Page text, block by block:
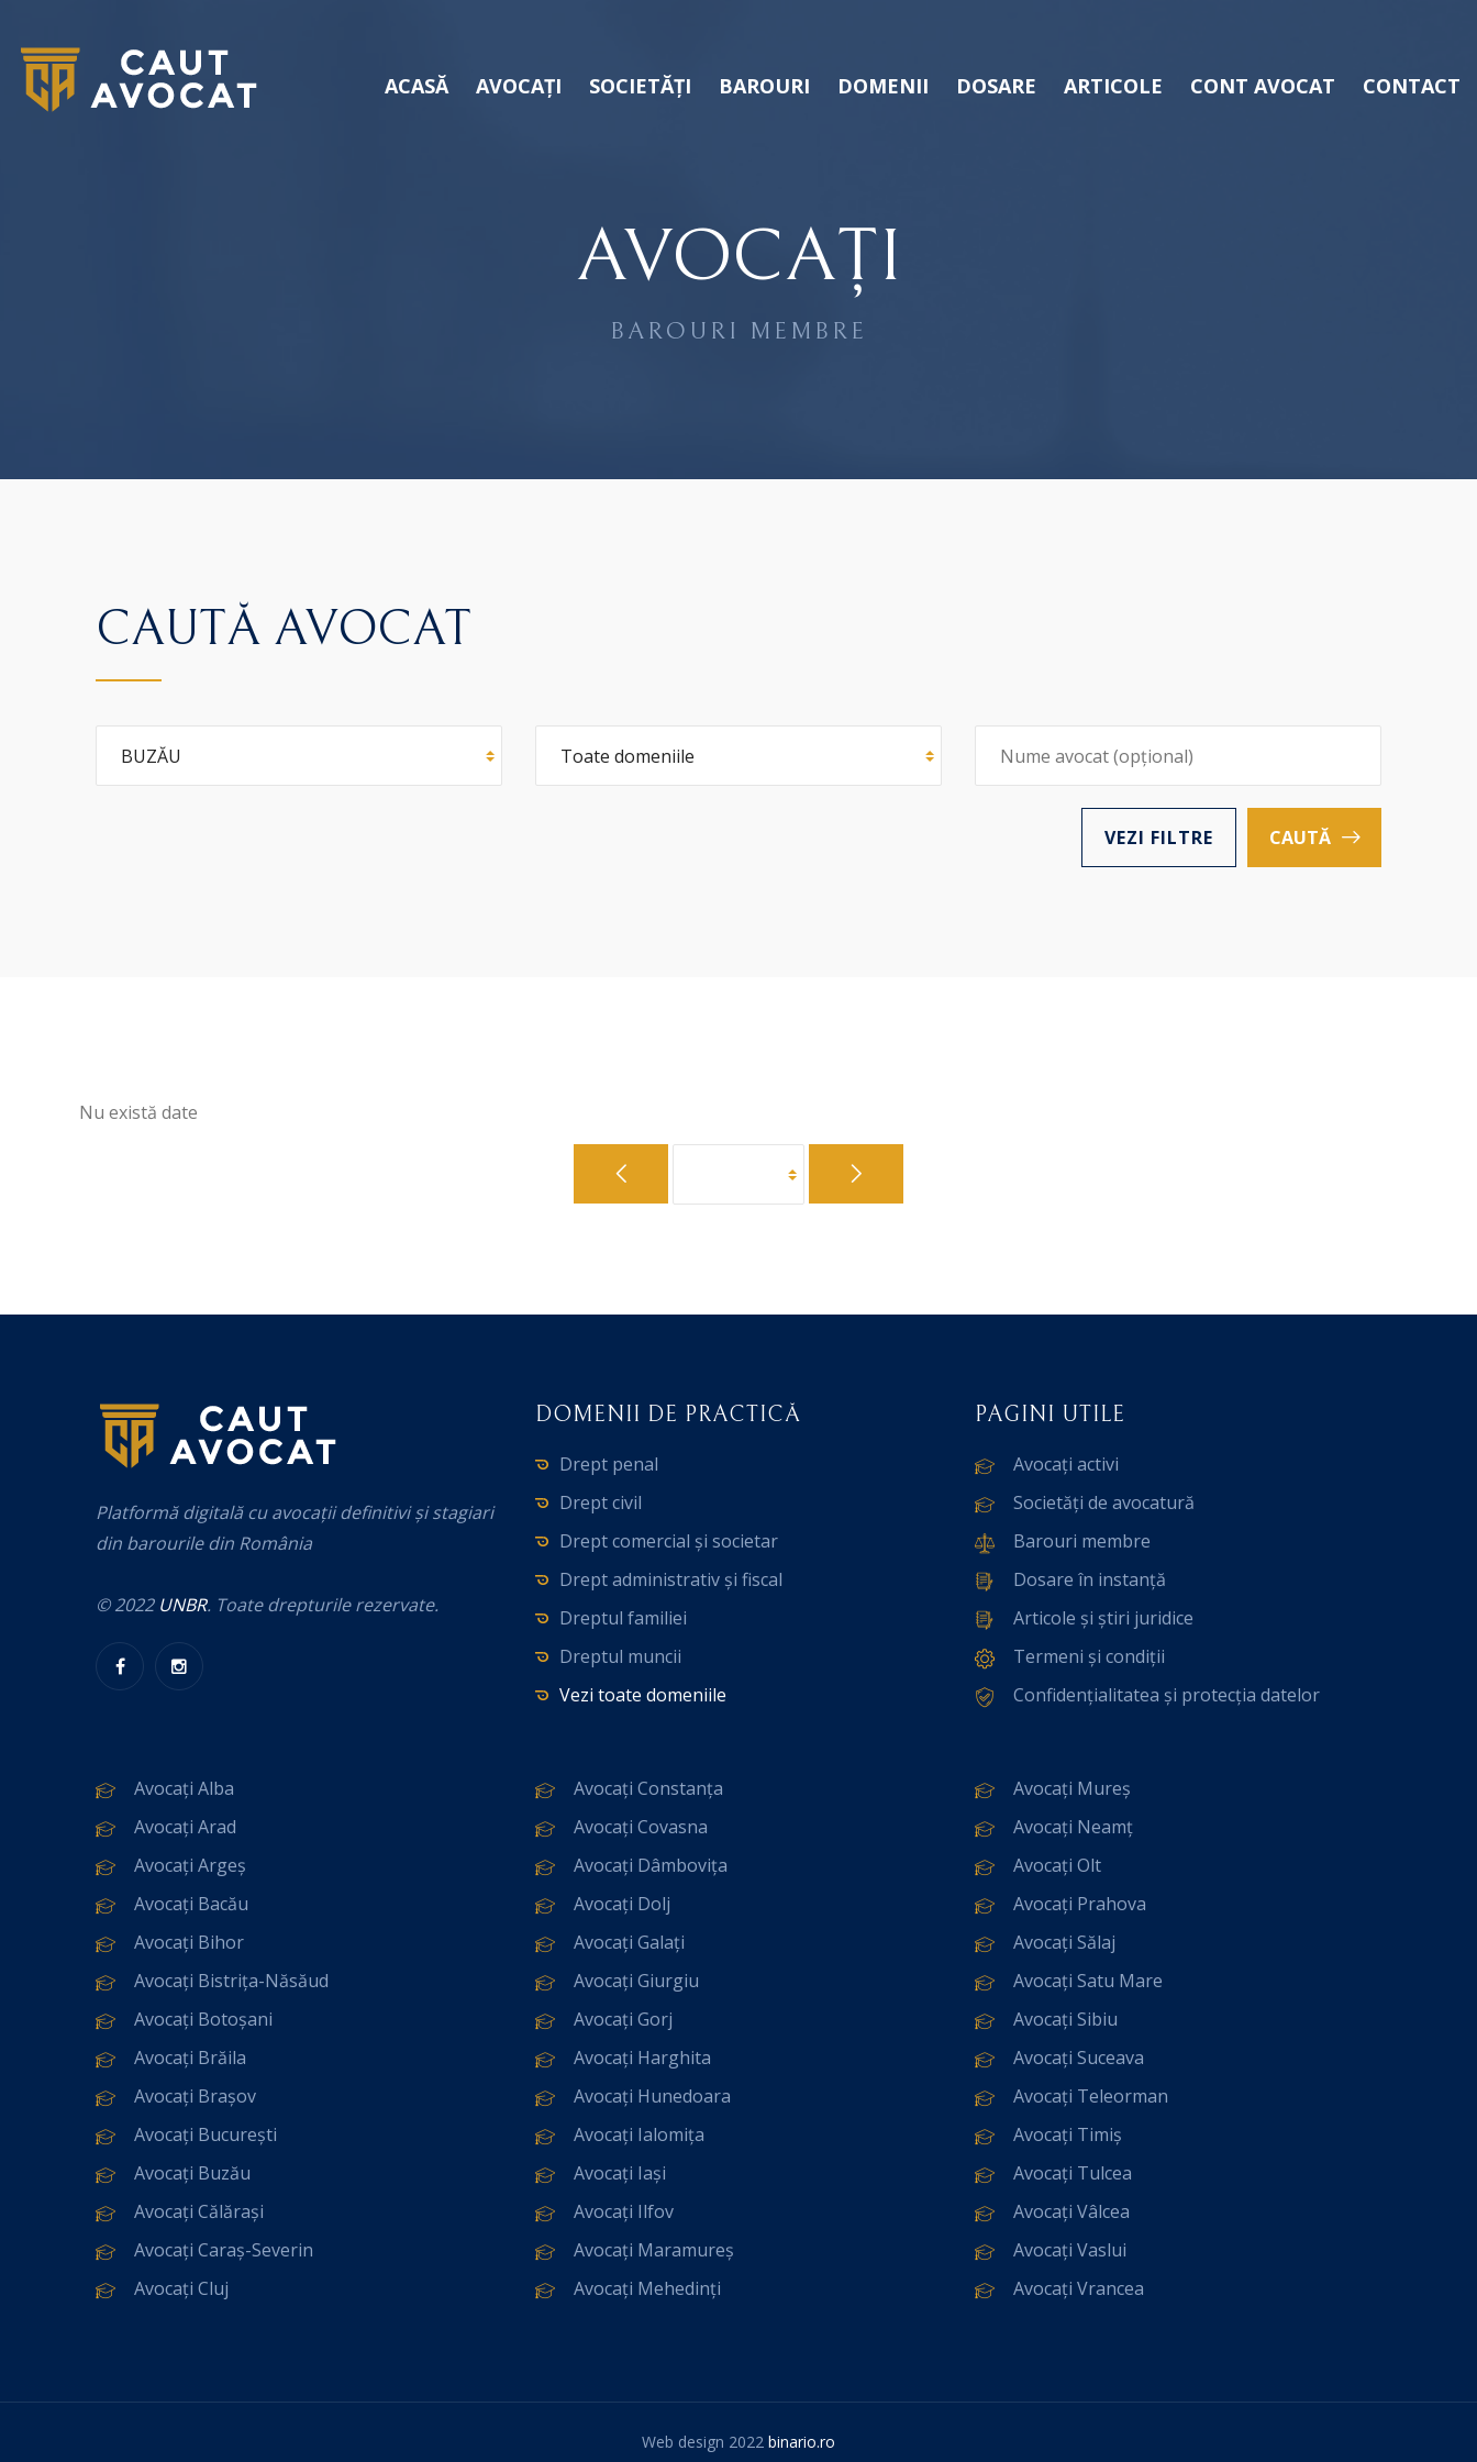
ACASĂ AVOCAȚI SOCIETĂȚI BAROURI DOMENII DOSARE ARTICOLE CONT AVOCAT CONTACT
AVOCAȚI
BAROURI MEMBRE
CAUTĂ AVOCAT
VEZI FILTRE CAUTĂ
Nu există date
Platformă digitală cu avocații definitivi și stagiari
din barourile din România
© 2022 UNBR. Toate drepturile rezervate.
DOMENII DE PRACTICĂ
Drept penal
Drept civil
Drept comercial și societar
Drept administrativ și fiscal
Dreptul familiei
Dreptul muncii
Vezi toate domeniile
PAGINI UTILE
Avocați activi
Societăți de avocatură
Barouri membre
Dosare în instanță
Articole și știri juridice
Termeni și condiții
Confidențialitatea și protecția datelor
Avocați Alba
Avocați Arad
Avocați Argeș
Avocați Bacău
Avocați Bihor
Avocați Bistrița-Năsăud
Avocați Botoșani
Avocați Brăila
Avocați Brașov
Avocați București
Avocați Buzău
Avocați Călărași
Avocați Caraș-Severin
Avocați Cluj
Avocați Constanța
Avocați Covasna
Avocați Dâmbovița
Avocați Dolj
Avocați Galați
Avocați Giurgiu
Avocați Gorj
Avocați Harghita
Avocați Hunedoara
Avocați Ialomița
Avocați Iași
Avocați Ilfov
Avocați Maramureș
Avocați Mehedinți
Avocați Mureș
Avocați Neamț
Avocați Olt
Avocați Prahova
Avocați Sălaj
Avocați Satu Mare
Avocați Sibiu
Avocați Suceava
Avocați Teleorman
Avocați Timiș
Avocați Tulcea
Avocați Vâlcea
Avocați Vaslui
Avocați Vrancea
Web design 2022 binario.ro